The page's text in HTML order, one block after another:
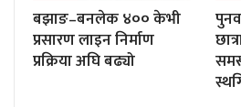
बझाङ–बनलेक ४०० केभी
प्रसारण लाइन निर्माण
प्रक्रिया अघि बढ्यो